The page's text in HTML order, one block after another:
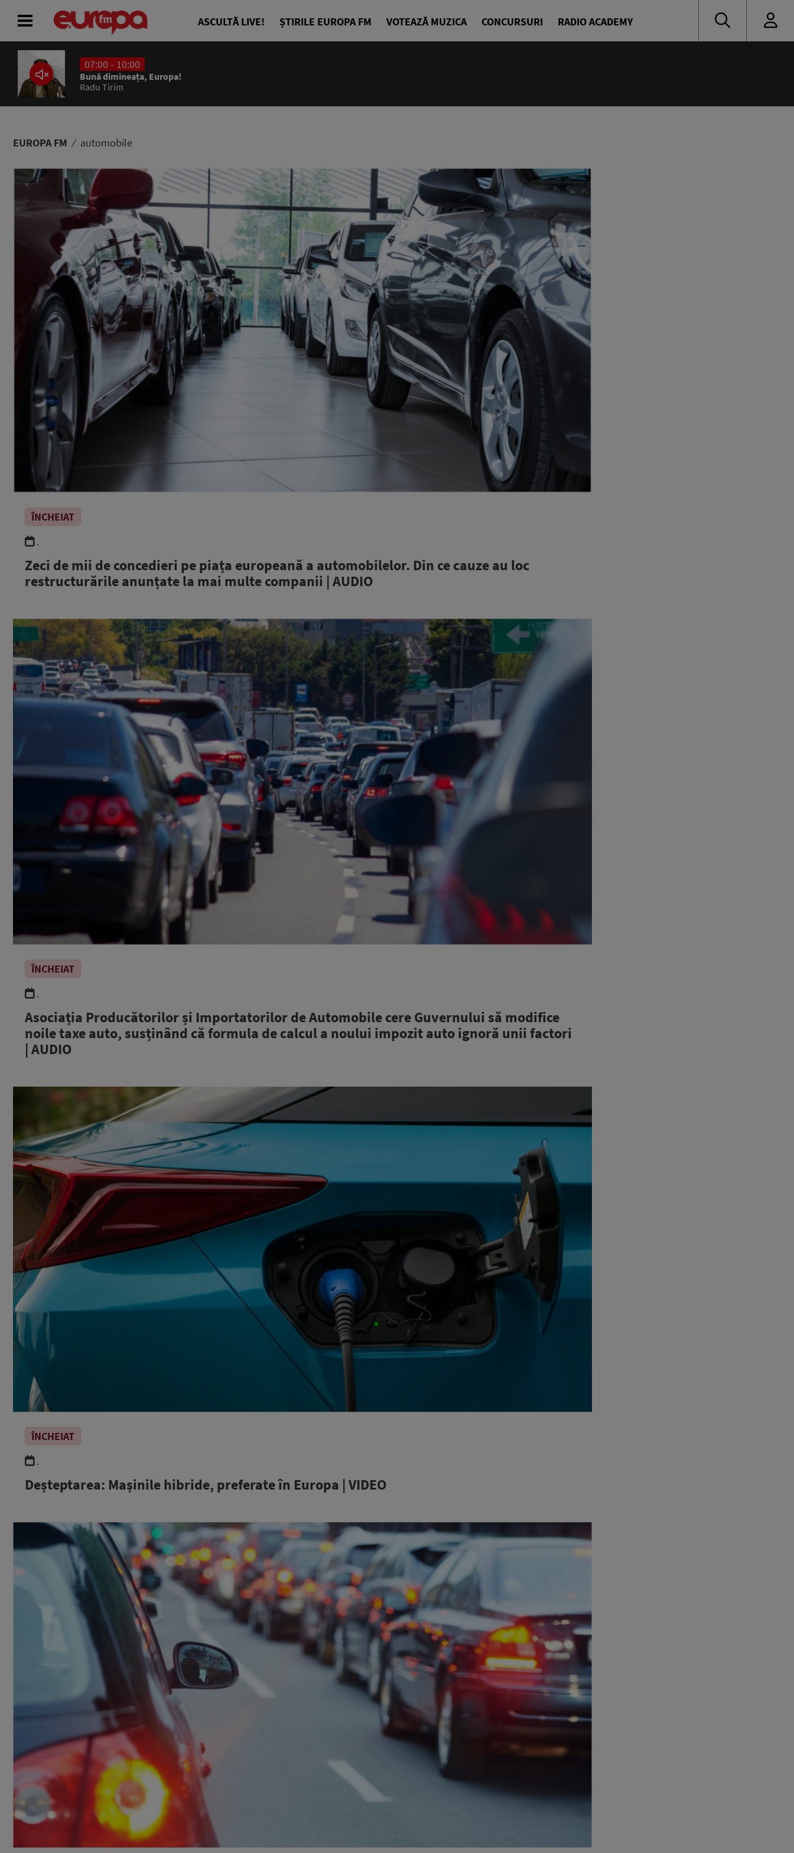
ASCULTĂ LIVE! ȘTIRILE EUROPA FM VOTEAZĂ MUZICA CONCURSURI RADIO ACADEMY
07:00 - 10:00
Bună dimineața, Europa!
Radu Tirim
EUROPA FM automobile
ÎNCHEIAT
.
Zeci de mii de concedieri pe piața europeană a automobilelor. Din ce cauze au loc
restructurările anunțate la mai multe companii | AUDIO
ÎNCHEIAT
.
Asociația Producătorilor și Importatorilor de Automobile cere Guvernului să modifice
noile taxe auto, susținând că formula de calcul a noului impozit auto ignoră unii factori
| AUDIO
ÎNCHEIAT
.
Deșteptarea: Mașinile hibride, preferate în Europa | VIDEO
ACASĂ
ȘTIRI
PODCAST
ASCULTĂ LIVE